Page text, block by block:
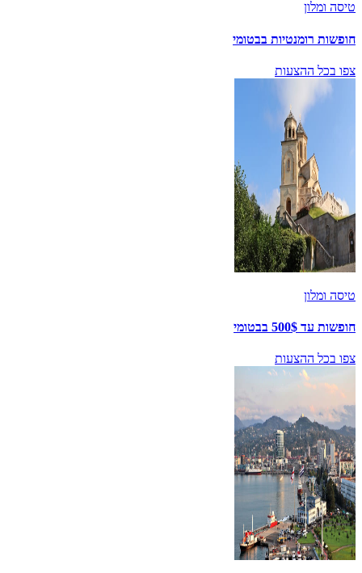
טיסה ומלון
חופשות רומנטיות בבטומי
צפו בכל ההצעות
טיסה ומלון
חופשות עד 500$ בבטומי
צפו בכל ההצעות